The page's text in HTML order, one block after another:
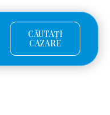
CĂUTAȚI
CAZARE